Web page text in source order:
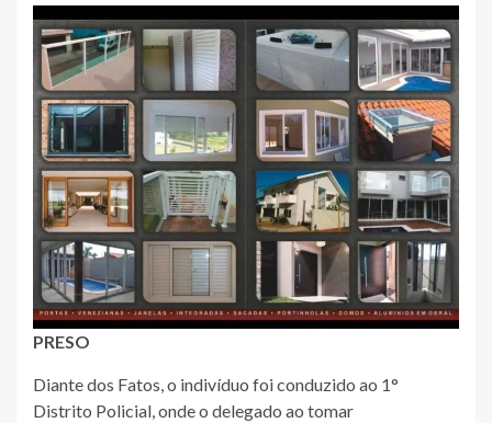
PRESO
Diante dos Fatos, o indivíduo foi conduzido ao 1°
Distrito Policial, onde o delegado ao tomar